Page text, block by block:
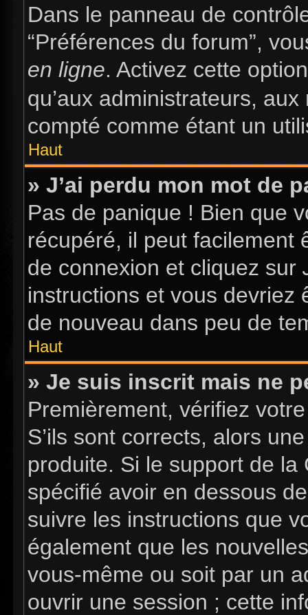
Dans le panneau de
“Préférences du forum”,
en ligne. Activez cette
qu’aux administrateurs,
compté comme étant un
Haut
» J’ai perdu mon mot de
Pas de panique ! Bien que
récupéré, il peut facilement
de connexion et cliquez sur
instructions et vous devriez
de nouveau dans peu de
Haut
» Je suis inscrit mais ne
Premièrement, vérifiez
S’ils sont corrects, alors
produite. Si le support de la
spécifié avoir en dessous
suivre les instructions que
également que les
vous-même ou soit par un
ouvrir une session ; cette